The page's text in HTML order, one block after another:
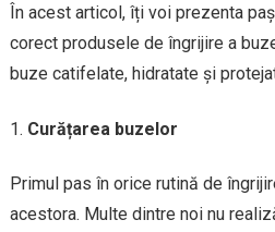
În acest articol, îți voi prezenta
corect produsele de îngrijire a
buze catifelate, hidratate și
Curățarea buzelor
Primul pas în orice rutină de
acestora. Multe dintre noi nu